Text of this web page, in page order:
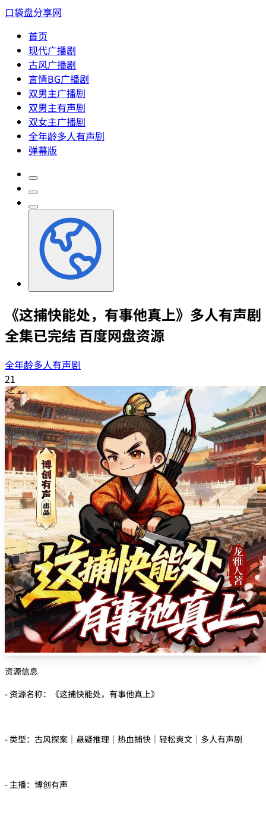
口袋盘分享网
首页
现代广播剧
古风广播剧
言情BG广播剧
双男主广播剧
双男主有声剧
双女主广播剧
全年龄多人有声剧
弹幕版
《这捕快能处，有事他真上》多人有声剧
全集已完结 百度网盘资源
全年龄多人有声剧
21
资源信息
- 资源名称：《这捕快能处，有事他真上》
- 类型：古风探案｜悬疑推理｜热血捕快｜轻松爽文｜多人有声剧
- 主播：博创有声